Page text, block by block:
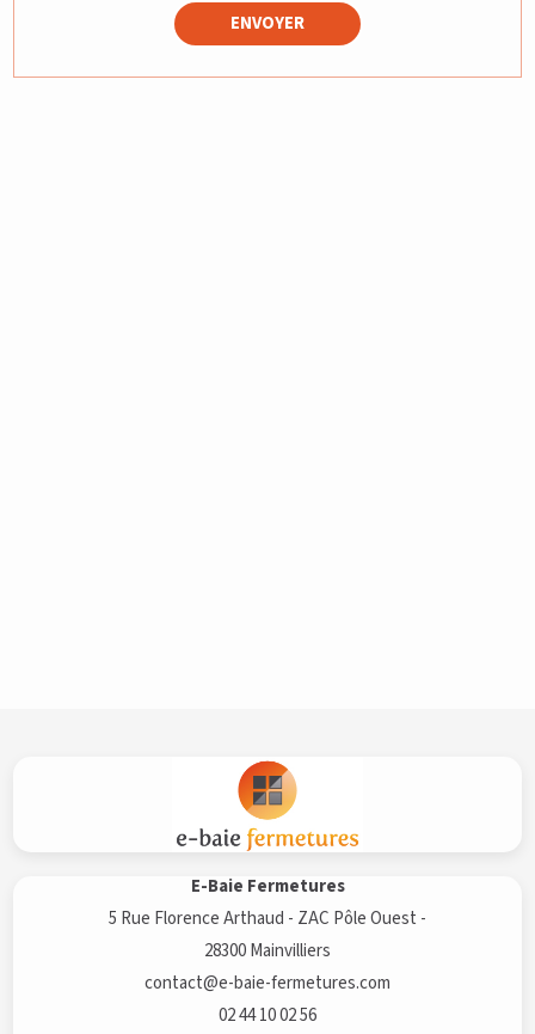
E-Baie Fermetures
5 Rue Florence Arthaud - ZAC Pôle Ouest -
28300 Mainvilliers
contact@e-baie-fermetures.com
02 44 10 02 56